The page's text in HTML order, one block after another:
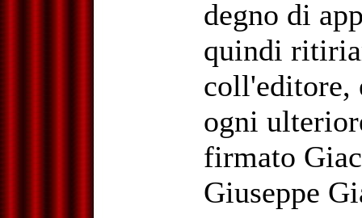
degno di
quindi
coll'editore,
ogni
firmato
Giuseppe